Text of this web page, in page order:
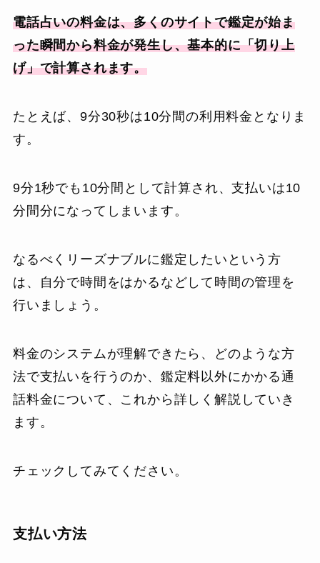
電話占いの料金は、多くのサイトで鑑定が始ま
った瞬間から料金が発生し、基本的に「切り上
げ」で計算されます。
たとえば、9分30秒は10分間の利用料金となりま
す。
9分1秒でも10分間として計算され、支払いは10
分間分になってしまいます。
なるべくリーズナブルに鑑定したいという方
は、自分で時間をはかるなどして時間の管理を
行いましょう。
料金のシステムが理解できたら、どのような方
法で支払いを行うのか、鑑定料以外にかかる通
話料金について、これから詳しく解説していき
ます。
チェックしてみてください。
支払い方法